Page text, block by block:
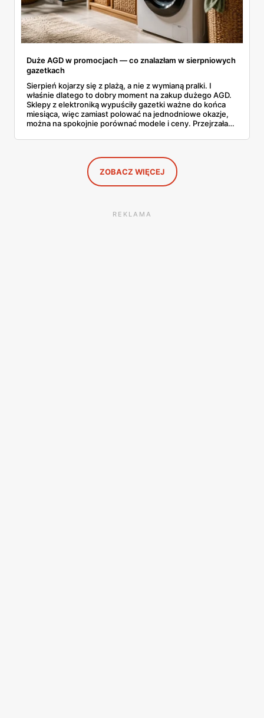
Duże AGD w promocjach — co znalazłam w sierpniowych
gazetkach
Sierpień kojarzy się z plażą, a nie z wymianą pralki. I
właśnie dlatego to dobry moment na zakup dużego AGD.
Sklepy z elektroniką wypuściły gazetki ważne do końca
miesiąca, więc zamiast polować na jednodniowe okazje,
można na spokojnie porównać modele i ceny. Przejrzałam
znalazłam, z cenami i terminami.
ZOBACZ WIĘCEJ
REKLAMA